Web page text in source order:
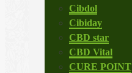
Cibdol
Cibiday
CBD star
CBD Vital
CURE POINT